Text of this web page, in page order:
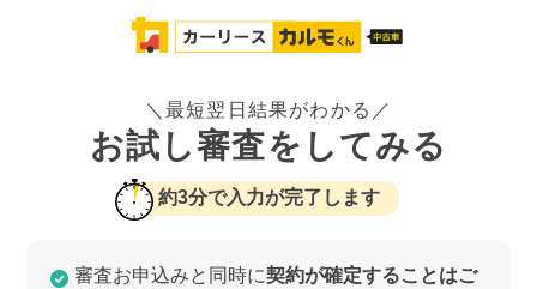
＼最短翌日結果がわかる／
お試し審査をしてみる
約3分で入力が完了します
審査お申込みと同時に契約が確定することはご